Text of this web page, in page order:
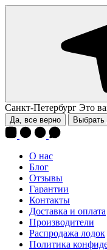
Санкт-Петербург Это
Да, все верно
О нас
Блог
Отзывы
Гарантии
Контакты
Доставка и оплата
Производители
Распродажа лодок
Политика